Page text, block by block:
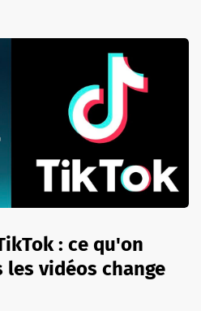
: ce qu'on
vidéos change